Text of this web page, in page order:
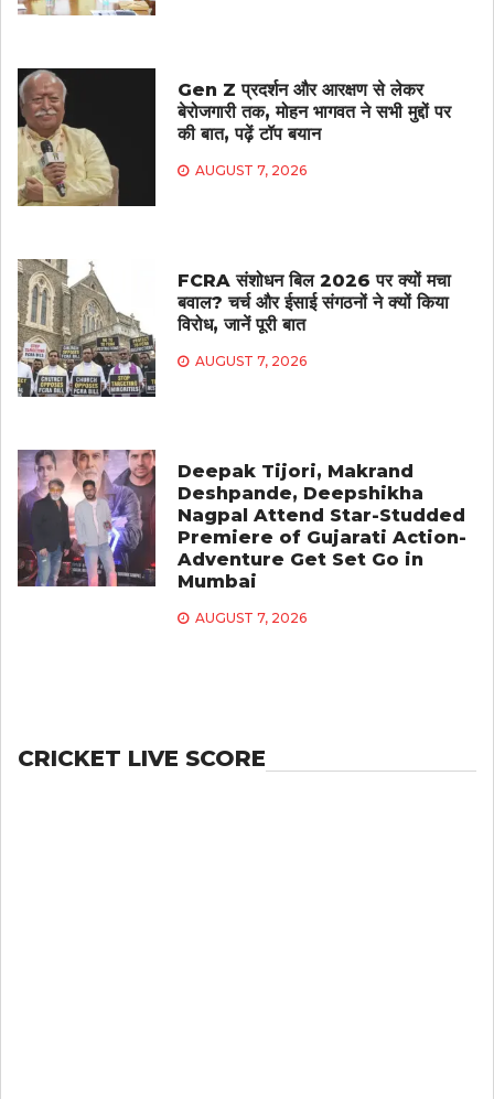
Gen Z प्रदर्शन और आरक्षण से लेकर
बेरोजगारी तक, मोहन भागवत ने सभी मुद्दों पर
की बात, पढ़ें टॉप बयान
AUGUST 7, 2026
FCRA संशोधन बिल 2026 पर क्यों मचा
बवाल? चर्च और ईसाई संगठनों ने क्यों किया
विरोध, जानें पूरी बात
AUGUST 7, 2026
Deepak Tijori, Makrand
Deshpande, Deepshikha
Nagpal Attend Star-Studded
Premiere of Gujarati Action-
Adventure Get Set Go in
Mumbai
AUGUST 7, 2026
CRICKET LIVE SCORE